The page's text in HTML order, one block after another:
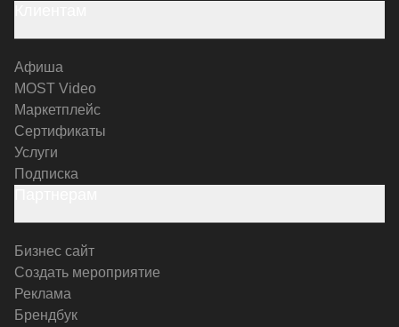
Афиша
MOST Video
Маркетплейс
Сертификаты
Услуги
Подписка
Бизнес сайт
Создать мероприятие
Реклама
Брендбук